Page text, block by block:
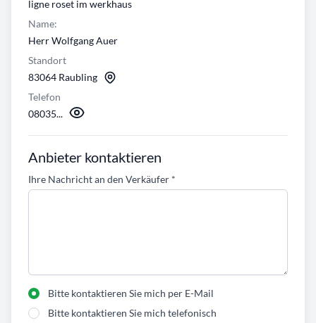
ligne roset im werkhaus
Name:
Herr Wolfgang Auer
Standort
83064 Raubling
Telefon
08035...
Anbieter kontaktieren
Ihre Nachricht an den Verkäufer *
Bitte kontaktieren Sie mich per E-Mail
Bitte kontaktieren Sie mich telefonisch